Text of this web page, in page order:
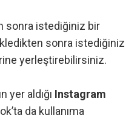
sonra istediğiniz bir
sonra istediğiniz
yerleştirebilirsiniz.
yer aldığı Instagram
da kullanıma